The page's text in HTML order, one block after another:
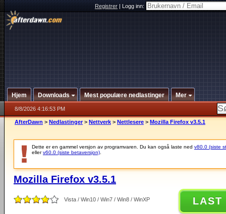
Registrer|Logg inn:
Hjem Downloads Mest populære nedlastinger Mer
8/8/2026 4:16:53 PM
AfterDawn > Nedlastinger > Nettverk > Nettlesere > Mozilla Firefox v3.5.1
Dette er en gammel versjon av programvaren. Du kan også laste ned v80.0 (siste
ellerv60.0 (siste betaversjon)
Mozilla Firefox v3.5.1
Vista / Win10 / Win7 / Win8 / WinXP LAST